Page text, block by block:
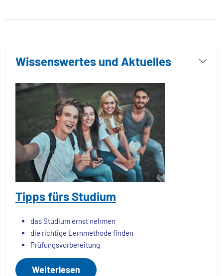
Wissenswertes und Aktuelles
Tipps fürs Studium
das Studium ernst nehmen
die richtige Lernmethode finden
Prüfungsvorbereitung
Weiterlesen